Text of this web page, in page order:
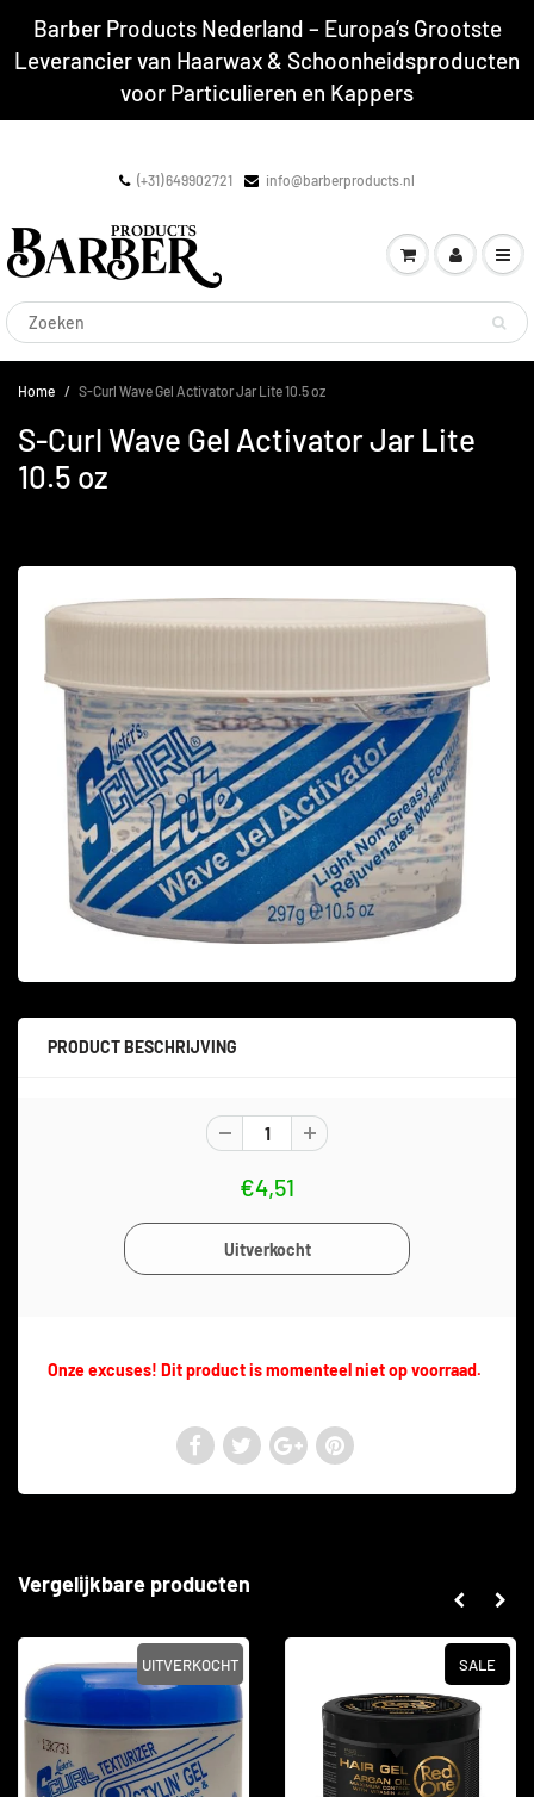
Barber Products Nederland – Europa’s Grootste
Leverancier van Haarwax & Schoonheidsproducten
voor Particulieren en Kappers
(+31) 649902721 info@barberproducts.nl
Home S-Curl Wave Gel Activator Jar Lite 10.5 oz
S-Curl Wave Gel Activator Jar Lite
10.5 oz
PRODUCT BESCHRIJVING
€4,51
Onze excuses! Dit product is momenteel niet op voorraad.
Vergelijkbare producten
UITVERKOCHT SALE